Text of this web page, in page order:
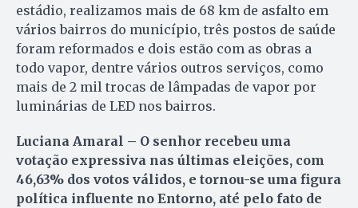
estádio, realizamos mais de 68 km de asfalto em
vários bairros do município, três postos de saúde
foram reformados e dois estão com as obras a
todo vapor, dentre vários outros serviços, como
mais de 2 mil trocas de lâmpadas de vapor por
luminárias de LED nos bairros.
Luciana Amaral – O senhor recebeu uma
votação expressiva nas últimas eleições, com
46,63% dos votos válidos, e tornou-se uma figura
política influente no Entorno, até pelo fato de